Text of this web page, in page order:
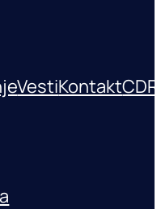
VestiKontakt